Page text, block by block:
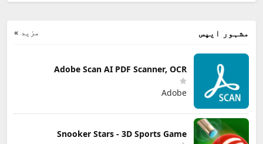
مزید » مشہور ایپس
Adobe Scan AI PDF Scanner, OCR
Adobe
Snooker Stars - 3D Sports Game